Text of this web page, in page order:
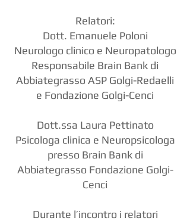
Relatori:
Dott. Emanuele Poloni
Neurologo clinico e Neuropatologo
Responsabile Brain Bank di
Abbiategrasso ASP Golgi-Redaelli
e Fondazione Golgi-Cenci
Dott.ssa Laura Pettinato
Psicologa clinica e Neuropsicologa
presso Brain Bank di
Abbiategrasso Fondazione Golgi-
Cenci
Durante l’incontro i relatori